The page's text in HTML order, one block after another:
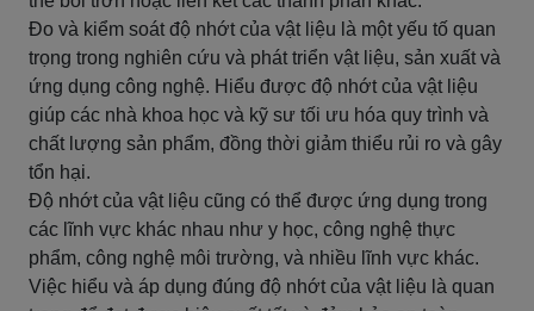
Đo và kiểm soát độ nhớt của vật liệu là một yếu tố quan
trọng trong nghiên cứu và phát triển vật liệu, sản xuất và
ứng dụng công nghệ. Hiểu được độ nhớt của vật liệu
giúp các nhà khoa học và kỹ sư tối ưu hóa quy trình và
chất lượng sản phẩm, đồng thời giảm thiểu rủi ro và gây
tổn hại.
Độ nhớt của vật liệu cũng có thể được ứng dụng trong
các lĩnh vực khác nhau như y học, công nghệ thực
phẩm, công nghệ môi trường, và nhiều lĩnh vực khác.
Việc hiểu và áp dụng đúng độ nhớt của vật liệu là quan